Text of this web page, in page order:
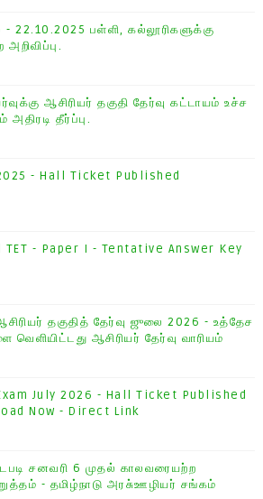
22.10.2025 பள்ளி, கல்லூரிகளுக்கு
அறிவிப்பு.
ஆசிரியர் தகுதி தேர்வு கட்டாயம் உச்ச
அதிரடி தீர்ப்பு.
- Hall Ticket Published
TET - Paper I - Tentative Answer Key
தகுதித் தேர்வு ஜுலை 2026 - உத்தேச
வெளியிட்டது ஆசிரியர் தேர்வு வாரியம்
July 2026 - Hall Ticket Published
Now - Direct Link
சனவரி 6 முதல் காலவரையற்ற
- தமிழ்நாடு அரசு்ஊழியர் சங்கம்